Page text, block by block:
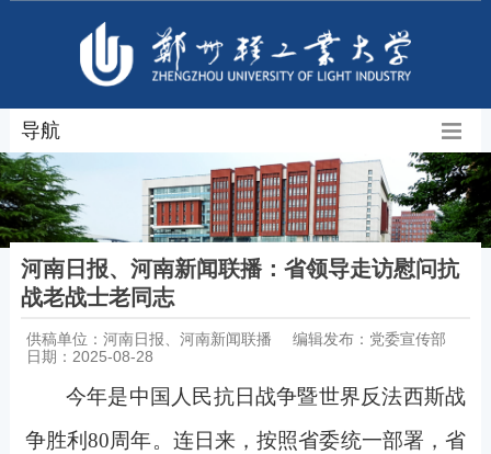
导航
河南日报、河南新闻联播：省领导走访慰问抗
战老战士老同志
供稿单位：河南日报、河南新闻联播
编辑发布：党委宣传部
日期：2025-08-28
今年是中国人民抗日战争暨世界反法西斯战
争胜利80周年。连日来，按照省委统一部署，省